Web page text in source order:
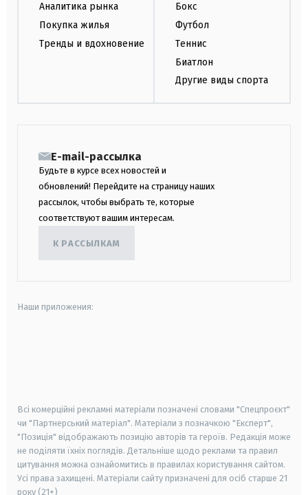
Аналитика рынка
Покупка жилья
Тренды и вдохновение
Бокс
Футбол
Теннис
Биатлон
Другие виды спорта
E-mail-рассылка
Будьте в курсе всех новостей и
обновлений! Перейдите на страницу наших
рассылок, чтобы выбрать те, которые
соответствуют вашим интересам.
К РАССЫЛКАМ
Наши приложения:
Всі комерційні рекламні матеріали позначені словами "Спецпроєкт"
чи "Партнерський матеріал". Матеріали з позначкою "Експерт",
"Позиція" відображають позицію авторів та героїв. Редакція може
не поділяти їхніх поглядів. Детальніше щодо реклами та правил
цитування можна ознайомитись в правилах користування сайтом.
Усі права захищені. Матеріали сайту призначені для осіб старше 21
року (21+)